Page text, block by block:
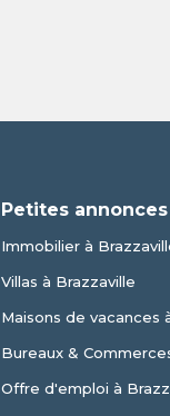
Petites
Immobilier à
Villas à Brazzaville
Maisons de vacances
Bureaux &
Offre d'emploi à